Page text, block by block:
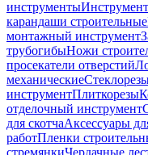
инструменты
карандаши строительные
монтажный инструмент
трубогибыНожи
просекатели отверстий
механические
инструментПлиткорезы
отделочный инструмент
для скотчаАксессуары
работПленки
стремянкиЧердачные